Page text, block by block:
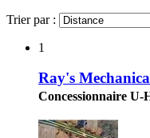
Trier par :
1
Ray's
Concessionnaire U-